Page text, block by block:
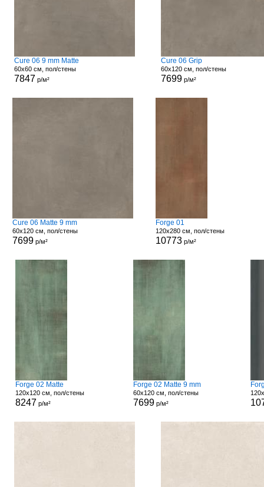
Cure 06 9 mm Matte
60x60 см, пол/стены
7847 р/м²
Cure 06 Grip
60x120 см, пол/стены
7699р/м²
Cure 06 Matte 9 mm
60x120 см, пол/стены
7699р/м²
Forge 01
120x280 см, пол/стены
10773 р/м²
Forge 02 Matte
120x120 см, пол/стены
8247 р/м²
Forge 02 Matte 9 mm
60x120 см, пол/стены
7699р/м²